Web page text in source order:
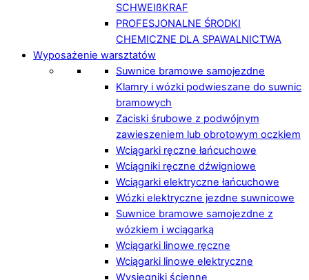
SCHWEIßKRAF
PROFESJONALNE ŚRODKI
CHEMICZNE DLA SPAWALNICTWA
Wyposażenie warsztatów
Suwnice bramowe samojezdne
Klamry i wózki podwieszane do suwnic
bramowych
Zaciski śrubowe z podwójnym
zawieszeniem lub obrotowym oczkiem
Wciągarki ręczne łańcuchowe
Wciągniki ręczne dźwigniowe
Wciągarki elektryczne łańcuchowe
Wózki elektryczne jezdne suwnicowe
Suwnice bramowe samojezdne z
wózkiem i wciągarką
Wciągarki linowe ręczne
Wciągarki linowe elektryczne
Wysięgniki ścienne